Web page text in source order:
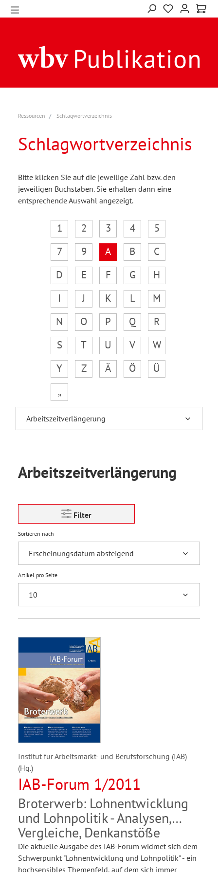
Ressourcen Schlagwortverzeichnis
Schlagwortverzeichnis
Bitte klicken Sie auf die jeweilige Zahl bzw. den
jeweiligen Buchstaben. Sie erhalten dann eine
entsprechende Auswahl angezeigt.
1 2 3 4
5
7
9 A B
C
D
E F G
H
I
J K L
M
N
O P Q
R
S
T U V
W
Y
Z Ä Ö
Ü
„
Arbeitszeitverlängerung
Filter
Sortieren nach
Artikel pro Seite
Institut für Arbeitsmarkt- und Berufsforschung (IAB)
(Hg.)
IAB-Forum 1/2011
Broterwerb: Lohnentwicklung
und Lohnpolitik - Analysen,
Vergleiche, Denkanstöße
Die aktuelle Ausgabe des IAB-Forum widmet sich dem
Schwerpunkt "Lohnentwicklung und Lohnpolitik" - ein
hochsensibles Themenfeld, auf dem sich immer